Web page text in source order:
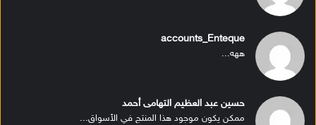
accounts_Enteque
ههه...
حسين عبد العظيم التهامى أحمد
ممكن يكون موجود هذا المنتج في الأسواق...